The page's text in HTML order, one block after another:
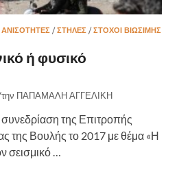
/ΣΤΉΛΕΣ /ΣΤΌΧΟΙ ΒΙΏΣΙΜΗΣ
ή φυσικό
ΠΑΠΑΜΑΛΗ ΑΓΓΕΛΙΚΗ
της Επιτροπής
της Βουλής το 2017 με θέμα «Η
σεισμικό …